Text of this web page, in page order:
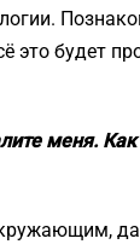
это будет
меня. Как